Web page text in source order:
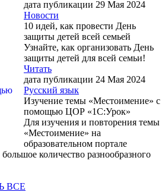
дата публикации 29 Мая 2024
Новости
10 идей, как провести День
защиты детей всей семьей
Узнайте, как организовать День
защиты детей для всей семьи!
Читать
дата публикации 24 Мая 2024
Русский язык
Изучение темы «Местоимение» с
помощью ЦОР «1С:Урок»
Для изучения и повторения темы
«Местоимение» на
образовательном портале
количество разнообразного
ВСЕ